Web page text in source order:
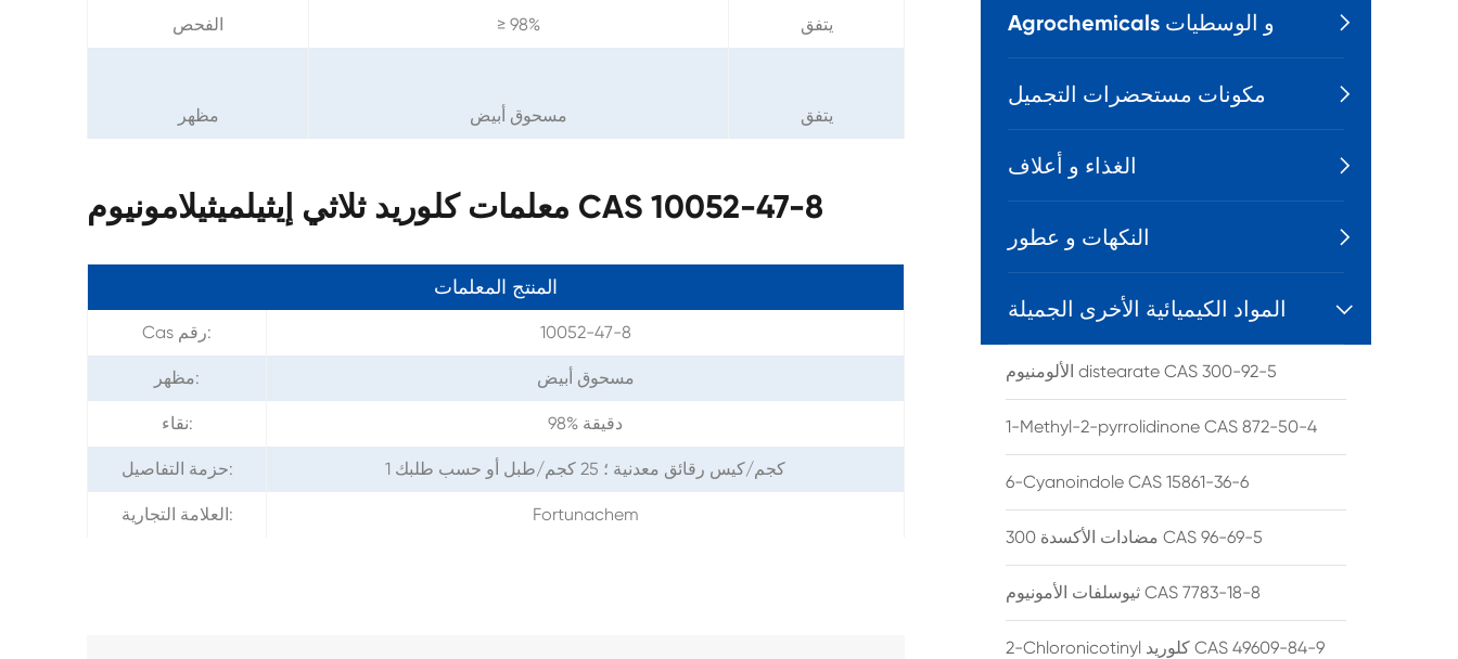
الفحص ≥ 98% يتفق
مظهر مسحوق أبيض يتفق
معلمات كلوريد ثلاثي إيثيلميثيلامونيوم CAS 10052-47-8
المنتج المعلمات
Cas رقم: 10052-47-8
مظهر: مسحوق أبيض
نقاء: 98% دقيقة
حزمة التفاصيل: 1 كجم/كيس رقائق معدنية ؛ 25 كجم/طبل أو حسب طلبك
العلامة التجارية: Fortunachem
Agrochemicals و الوسطيات 
مكونات مستحضرات التجميل 
الغذاء و أعلاف 
النكهات و عطور 
المواد الكيميائية الأخرى الجميلة 
الألومنيوم distearate CAS 300-92-5
1-Methyl-2-pyrrolidinone CAS 872-50-4
6-Cyanoindole CAS 15861-36-6
مضادات الأكسدة 300 CAS 96-69-5
ثيوسلفات الأمونيوم CAS 7783-18-8
2-Chloronicotinyl كلوريد CAS 49609-84-9